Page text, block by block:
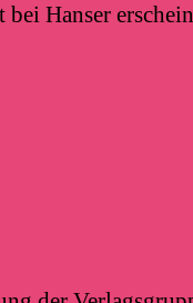
Hanser